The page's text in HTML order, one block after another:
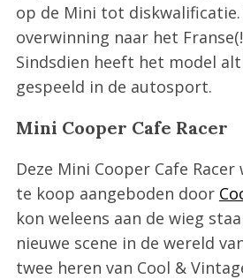
op de Mini tot
overwinning naar het
Sindsdien heeft het model
gespeeld in de autosport.
Mini Cooper Cafe Racer
Deze Mini Cooper Cafe
te koop aangeboden door
kon weleens aan de wieg
nieuwe scene in de wereld
twee heren van Cool &